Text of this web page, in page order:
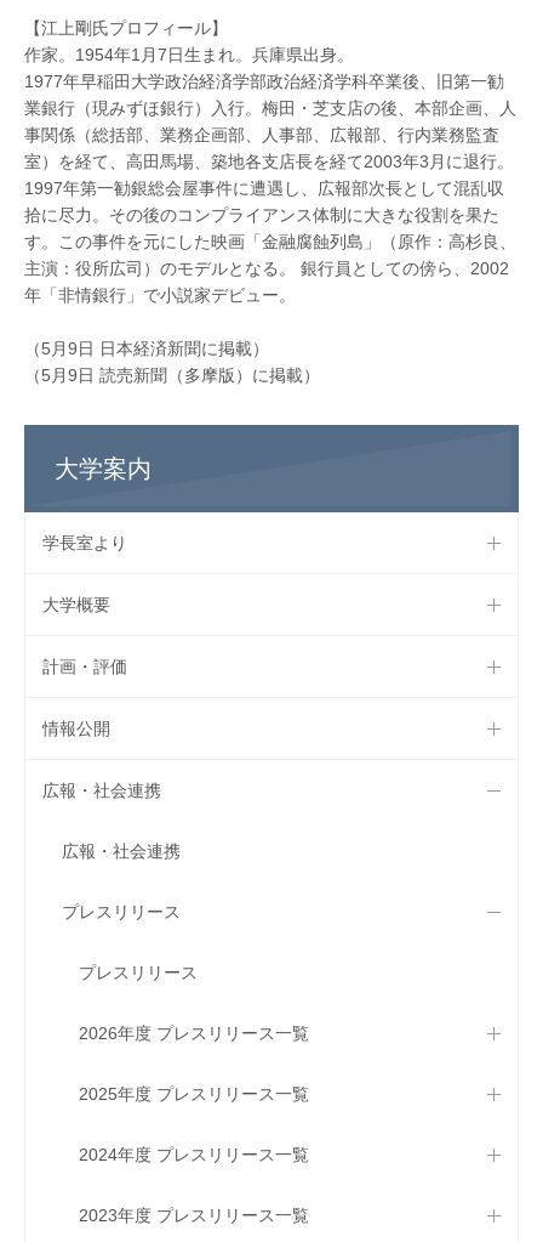
【江上剛氏プロフィール】
作家。1954年1月7日生まれ。兵庫県出身。
1977年早稲田大学政治経済学部政治経済学科卒業後、旧第一勧
業銀行（現みずほ銀行）入行。梅田・芝支店の後、本部企画、人
事関係（総括部、業務企画部、人事部、広報部、行内業務監査
室）を経て、高田馬場、築地各支店長を経て2003年3月に退行。
1997年第一勧銀総会屋事件に遭遇し、広報部次長として混乱収
拾に尽力。その後のコンプライアンス体制に大きな役割を果た
す。この事件を元にした映画「金融腐蝕列島」（原作：高杉良、
主演：役所広司）のモデルとなる。 銀行員としての傍ら、2002
年「非情銀行」で小説家デビュー。
（5月9日 日本経済新聞に掲載）
（5月9日 読売新聞（多摩版）に掲載）
大学案内
学長室より
大学概要
計画・評価
情報公開
広報・社会連携
広報・社会連携
プレスリリース
プレスリリース
2026年度 プレスリリース一覧
2025年度 プレスリリース一覧
2024年度 プレスリリース一覧
2023年度 プレスリリース一覧